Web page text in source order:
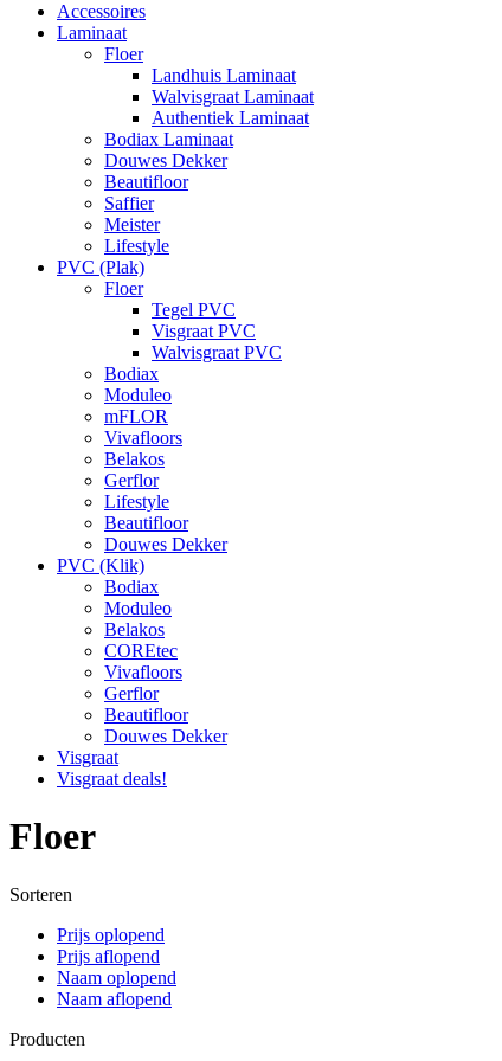
Accessoires
Laminaat
Floer
Landhuis Laminaat
Walvisgraat Laminaat
Authentiek Laminaat
Bodiax Laminaat
Douwes Dekker
Beautifloor
Saffier
Meister
Lifestyle
PVC (Plak)
Floer
Tegel PVC
Visgraat PVC
Walvisgraat PVC
Bodiax
Moduleo
mFLOR
Vivafloors
Belakos
Gerflor
Lifestyle
Beautifloor
Douwes Dekker
PVC (Klik)
Bodiax
Moduleo
Belakos
COREtec
Vivafloors
Gerflor
Beautifloor
Douwes Dekker
Visgraat
Visgraat deals!
Floer
Sorteren
Prijs oplopend
Prijs aflopend
Naam oplopend
Naam aflopend
Producten